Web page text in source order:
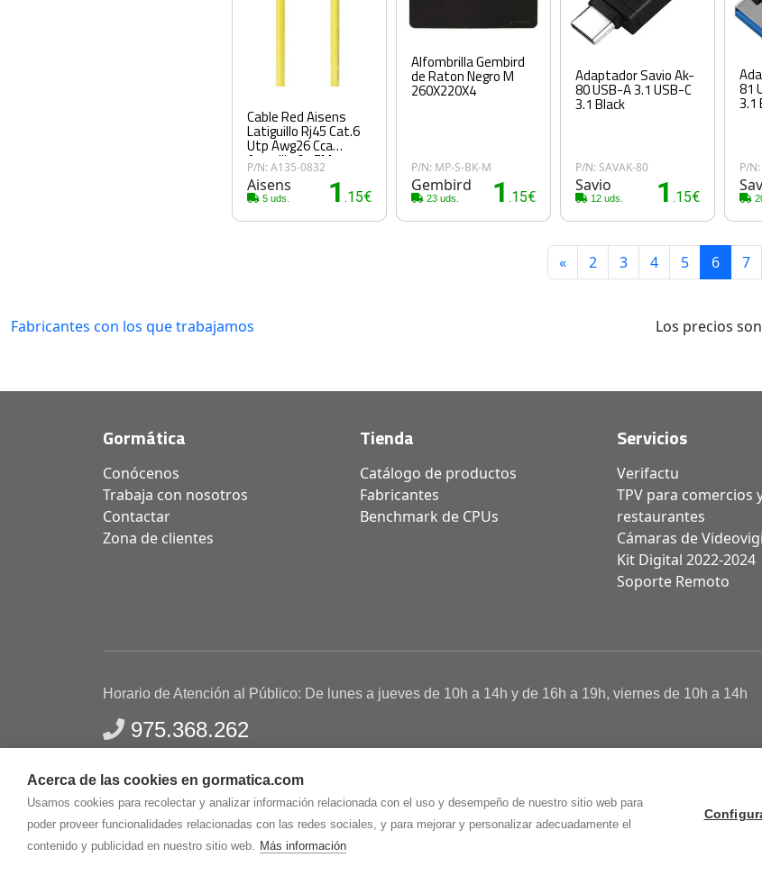
Acerca de las cookies en gormatica.com
Usamos cookies para recolectar y analizar información relacionada con el uso y desempeño de nuestro sitio web para
poder proveer funcionalidades relacionadas con las redes sociales, y para mejorar y personalizar adecuadamente el
contenido y publicidad en nuestro sitio web. Más información
Cable Red Aisens
Latiguillo Rj45 Cat.6
Utp Awg26 Cca
Amarillo 0.75M
P/N: A135-0832
Aisens
5 uds. 1.15€
Alfombrilla Gembird
de Raton Negro M
260X220X4
P/N: MP-S-BK-M
Gembird
23 uds. 1.15€
Adaptador Savio Ak-
80 USB-A 3.1 USB-C
3.1 Black
P/N: SAVAK-80
Savio
12 uds. 1.15€
81
3.1
P/
« 2 3 4 5 6 7
Fabricantes con los que trabajamos Los precios
Gormática
Conócenos
Trabaja con nosotros
Contactar
Zona de clientes
Tienda
Catálogo de productos
Fabricantes
Benchmark de CPUs
Servicios
Verifactu
TPV para comercios
restaurantes
Cámaras de
Kit Digital 2022-2024
Soporte Remoto
Horario de Atención al Público: De lunes a jueves de 10h a 14h y de 16h a 19h, viernes de 10h a 14h
975.368.262
Gormaz Informática S.L.C/ Soria, 2 - El Burgo de Osma (Soria)